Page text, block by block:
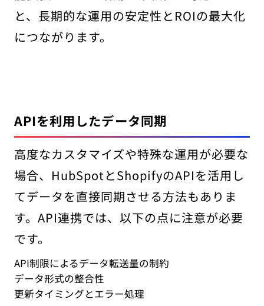
と、長期的な運用の安定性とROIの最大化
につながります。
APIを利用したデータ同期
高度なカスタマイズや特殊な運用が必要な
場合、HubSpotとShopifyのAPIを活用し
てデータを直接同期させる方法もありま
す。API連携では、以下の点に注意が必要
です。
API制限によるデータ転送量の制約
データ形式の整合性
更新タイミングとエラー処理